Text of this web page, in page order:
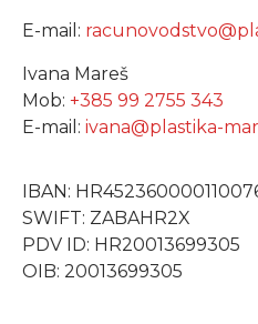
E-mail:
Ivana Mareš
Mob: +385 99 2755 343
E-mail: ivana@plastika-
IBAN:
SWIFT: ZABAHR2X
PDV ID: HR20013699305
OIB: 20013699305